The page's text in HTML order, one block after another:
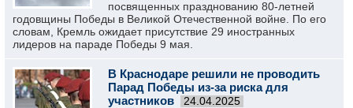
посвященных празднованию 80-летней
годовщины Победы в Великой Отечественной войне. По его
словам, Кремль ожидает присутствие 29 иностранных
лидеров на параде Победы 9 мая.
В Краснодаре решили не проводить
Парад Победы из-за риска для
участников
24.04.2025